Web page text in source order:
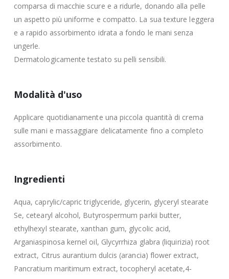
comparsa di macchie scure e a ridurle, donando alla pelle
un aspetto più uniforme e compatto. La sua texture leggera
e a rapido assorbimento idrata a fondo le mani senza
ungerle.
Dermatologicamente testato su pelli sensibili.
Modalità d'uso
Applicare quotidianamente una piccola quantità di crema
sulle mani e massaggiare delicatamente fino a completo
assorbimento.
Ingredienti
Aqua, caprylic/capric triglyceride, glycerin, glyceryl stearate
Se, cetearyl alcohol, Butyrospermum parkii butter,
ethylhexyl stearate, xanthan gum, glycolic acid,
Arganiaspinosa kernel oil, Glycyrrhiza glabra (liquirizia) root
extract, Citrus aurantium dulcis (arancia) flower extract,
Pancratium maritimum extract, tocopheryl acetate,4-